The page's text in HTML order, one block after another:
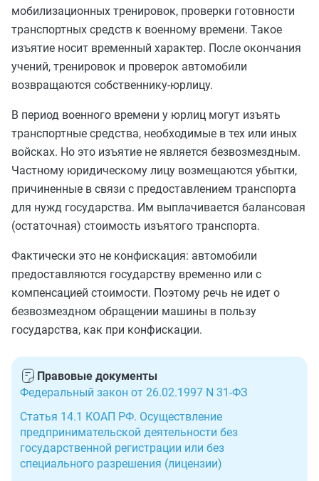
мобилизационных тренировок, проверки готовности
транспортных средств к военному времени. Такое
изъятие носит временный характер. После окончания
учений, тренировок и проверок автомобили
возвращаются собственнику-юрлицу.
В период военного времени у юрлиц могут изъять
транспортные средства, необходимые в тех или иных
войсках. Но это изъятие не является безвозмездным.
Частному юридическому лицу возмещаются убытки,
причиненные в связи с предоставлением транспорта
для нужд государства. Им выплачивается балансовая
(остаточная) стоимость изъятого транспорта.
Фактически это не конфискация: автомобили
предоставляются государству временно или с
компенсацией стоимости. Поэтому речь не идет о
безвозмездном обращении машины в пользу
государства, как при конфискации.
Правовые документы
Федеральный закон от 26.02.1997 N 31-ФЗ
Статья 14.1 КОАП РФ. Осуществление
предпринимательской деятельности без
государственной регистрации или без
специального разрешения (лицензии)